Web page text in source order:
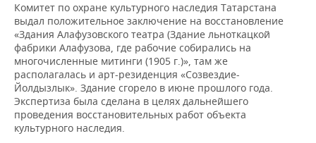
ОТКРЫТАЯ ЛЕКЦИЯ
БАСКЕТБОЛ
ВОЛЕЙБОЛ
КИБЕРСПОРТ
ФИГУРНОЕ КАТАНИЕ
ИНФРАСТРУКТУРА
ИСТОРИЯ
КУЛЬТУРА
МЕДИЦИНА
СПРАВОЧНИК
СПИСОК ПЕРСОН
СПИСОК КОМПАНИЙ
ПОЛНАЯ ВЕРСИЯ
Комитет по охране культурного наследия Татарстана
выдал положительное заключение на восстановление
«Здания Алафузовского театра (Здание льноткацкой
фабрики Алафузова, где рабочие собирались на
многочисленные митинги (1905 г.)», там же
располагалась и арт-резиденция «Созвездие-
Йолдызлык». Здание сгорело в июне прошлого года.
Экспертиза была сделана в целях дальнейшего
проведения восстановительных работ объекта
культурного наследия.